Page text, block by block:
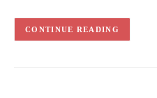
CONTINUE READING